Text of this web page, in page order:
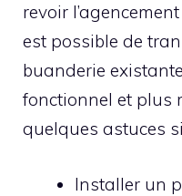
revoir
est possible de
buanderie
fonctionnel et plus
quelques astuces
Installer un